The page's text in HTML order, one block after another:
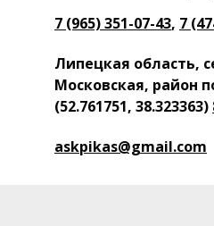
7 (965) 351-07-43, 7
Липецкая область,
Московская, район
(52.761751, 38.323363)
askpikas@gmail.com